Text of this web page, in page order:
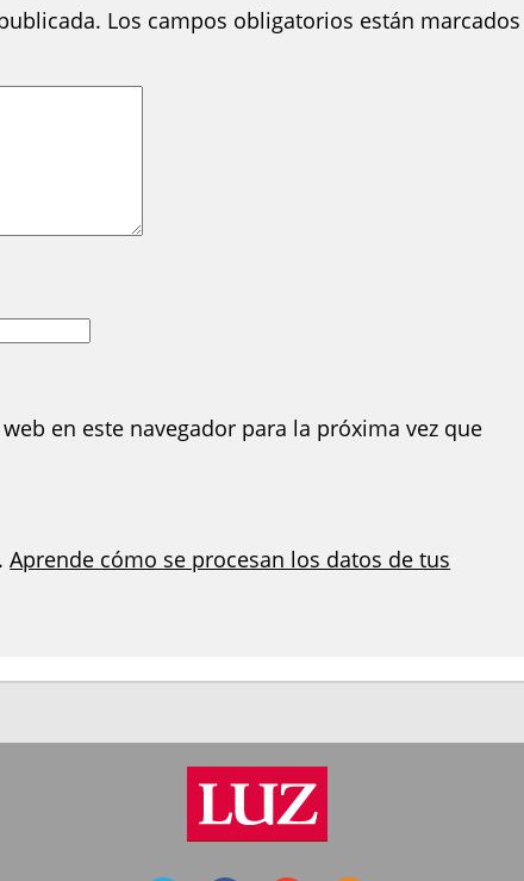
Los campos obligatorios están
en este navegador para la próxima vez que
Aprende cómo se procesan los datos de tus